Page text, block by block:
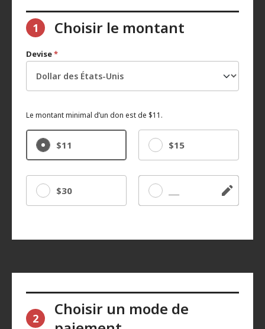
1 Choisir le montant
Devise*
Le montant minimal d’un don est de $11.
$11 $15
$30 Autre
2
Choisir un mode de